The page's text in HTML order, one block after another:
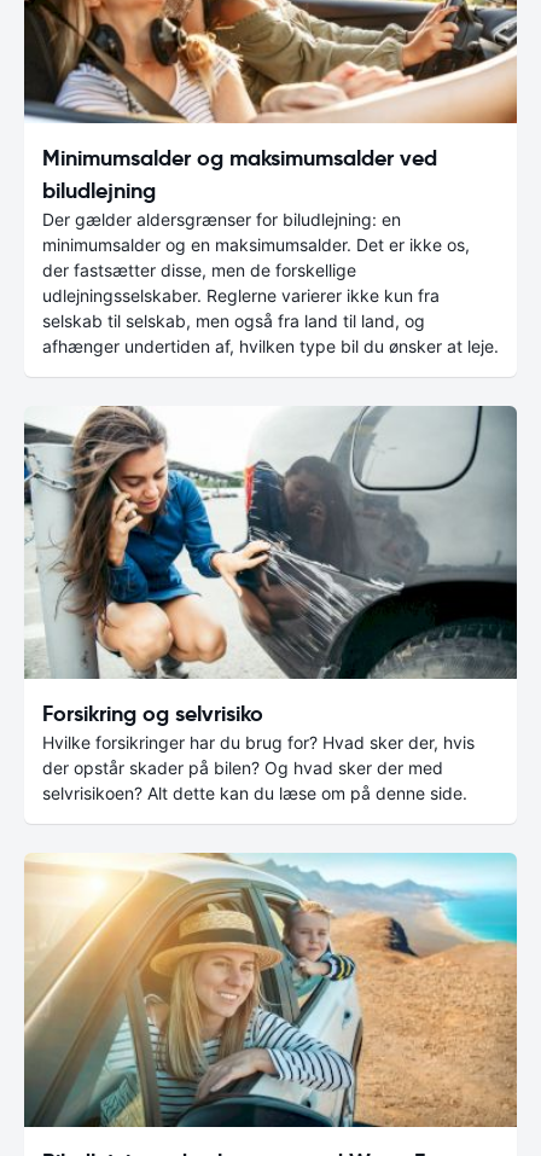
Minimumsalder og maksimumsalder ved
biludlejning
Der gælder aldersgrænser for biludlejning: en
minimumsalder og en maksimumsalder. Det er ikke os,
der fastsætter disse, men de forskellige
udlejningsselskaber. Reglerne varierer ikke kun fra
selskab til selskab, men også fra land til land, og
afhænger undertiden af, hvilken type bil du ønsker at leje.
Forsikring og selvrisiko
Hvilke forsikringer har du brug for? Hvad sker der, hvis
der opstår skader på bilen? Og hvad sker der med
selvrisikoen? Alt dette kan du læse om på denne side.